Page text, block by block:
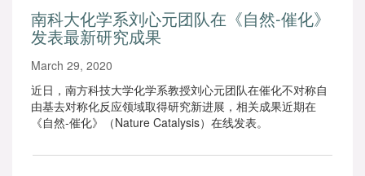
南科大化学系刘心元团队在《自然-催化》
发表最新研究成果
March 29, 2020
近日，南方科技大学化学系教授刘心元团队在催化不对称自
由基去对称化反应领域取得研究新进展，相关成果近期在
《自然-催化》（Nature Catalysis）在线发表。